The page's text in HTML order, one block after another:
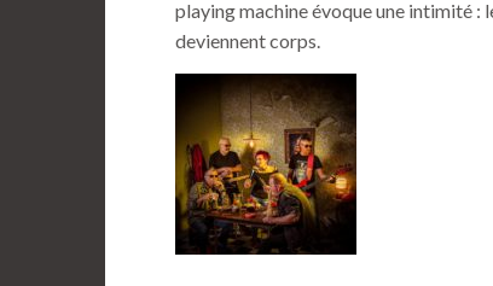
playing machine évoque une intimité :
deviennent corps.